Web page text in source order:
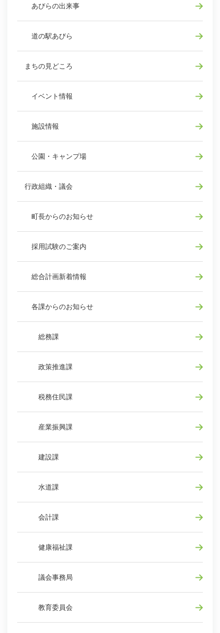
あびらの出来事
道の駅あびら
まちの見どころ
イベント情報
施設情報
公園・キャンプ場
行政組織・議会
町長からのお知らせ
採用試験のご案内
総合計画新着情報
各課からのお知らせ
総務課
政策推進課
税務住民課
産業振興課
建設課
水道課
会計課
健康福祉課
議会事務局
教育委員会